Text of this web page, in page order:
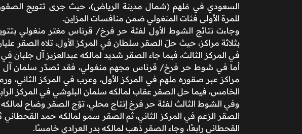
السعودي في مَلهم (شمال مدينة الرياض)، حيث جرى تتويج
للمرة الأولى فئات المنغولي ضمن منافسات المزاين.
وجاءت نتائج الشوط الأول لفئة حر فرخ/ قرناس مغتر منغولي
بثلاثة مراكز، حيث حلّ الصقر سلطان في المركز الأول، تلاه الصقر
في المركز الثالث، فيما جاء الصقر شديد لمالكه عبدالعزيز آل جلبان في
أما في شوط حر فرخ/ قرناس مجهم منغولي، فقد تصدّر سلمان آل
الخامس، فيما حل الصقر عقاب لمالكه سلمان البلوشي في المركز
وفي الشوط الثالث لفئة حر فرخ إنتاج محلي، توّج الصقر وضاح لمالكه
الصقر الزعم في المركز الثاني، ثم الصقر سمو لمالكه حمد القحطاني
القحطاني رابعًا، وجاء الصقر ذهب لمالكه بدر العرادي خامسًا.